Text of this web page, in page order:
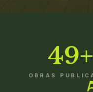
49+
OBRAS